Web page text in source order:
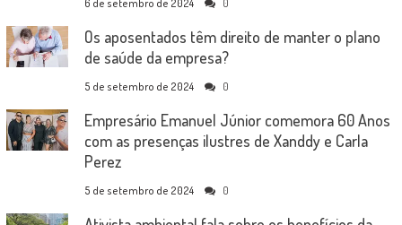
6 de setembro de 2024 0
Os aposentados têm direito de manter o plano
de saúde da empresa?
5 de setembro de 2024 0
Empresário Emanuel Júnior comemora 60 Anos
com as presenças ilustres de Xanddy e Carla
Perez
5 de setembro de 2024 0